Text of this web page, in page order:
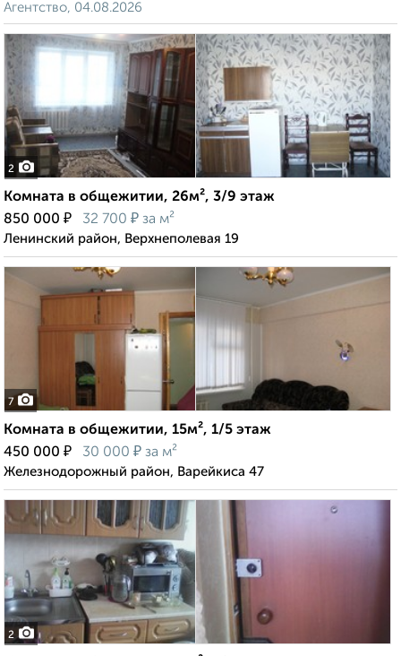
Агентство, 04.08.2026
2
Комната в общежитии, 26м², 3/9 этаж
850 000 ₽ 32 700 ₽ за м²
Ленинский район, Верхнеполевая 19
7
Комната в общежитии, 15м², 1/5 этаж
450 000 ₽ 30 000 ₽ за м²
Железнодорожный район, Варейкиса 47
2